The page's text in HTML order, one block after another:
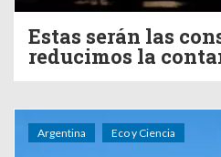
Estas serán las
reducimos la
Argentina Eco y Ciencia